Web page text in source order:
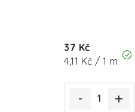
37 Kč
Měrná
4,11 Kč / 1 m